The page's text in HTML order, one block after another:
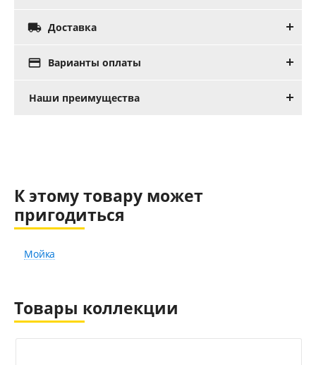
 Доставка
 Варианты оплаты
Наши преимущества
К этому товару может
пригодиться
Мойка
Товары коллекции